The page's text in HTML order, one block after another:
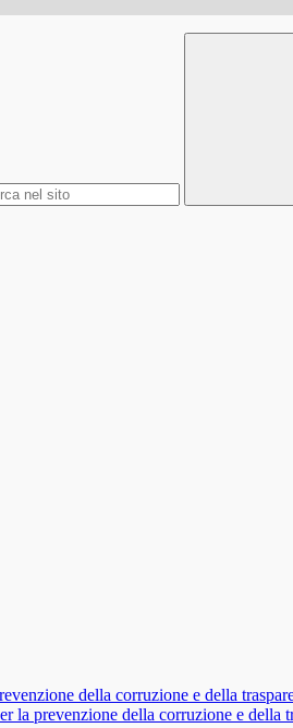
della corruzione e della
la prevenzione della corruzione e della